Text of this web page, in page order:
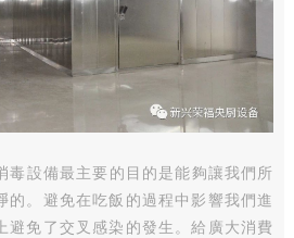
毒設備最主要的目的是能夠讓我們所
的。避免在吃飯的過程中影響我們進
避免了交叉感染的發生。給廣大消費